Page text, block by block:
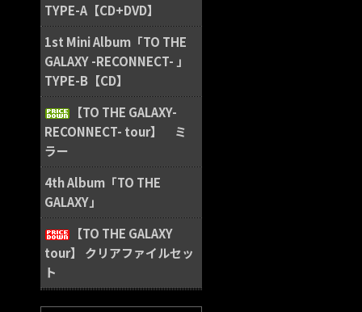
TYPE-A【CD+DVD】
1st Mini Album「TO THE
GALAXY -RECONNECT- 」
TYPE-B【CD】
【TO THE GALAXY-
RECONNECT- tour】 ミ
ラー
4th Album「TO THE
GALAXY」
【TO THE GALAXY
tour】 クリアファイルセッ
ト